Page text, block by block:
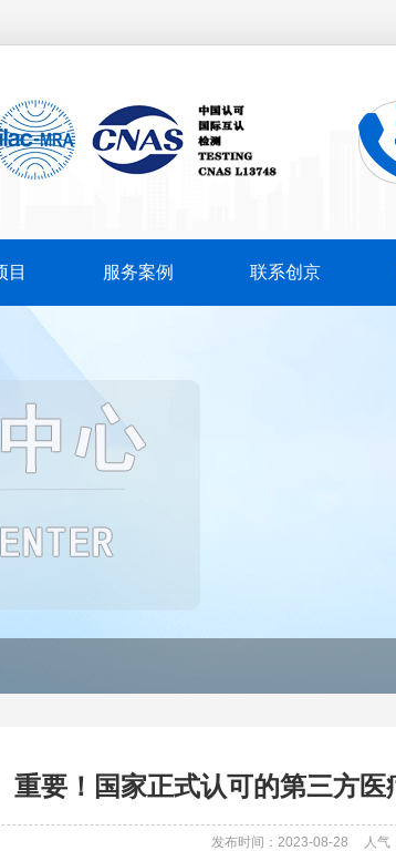
目 服务案例 联系创京
重要！国家正式认可的第三方
发布时间：2023-08-28 人气